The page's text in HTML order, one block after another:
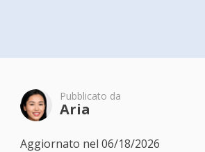
Pubblicato da
Aria
Aggiornato nel 06/18/2026